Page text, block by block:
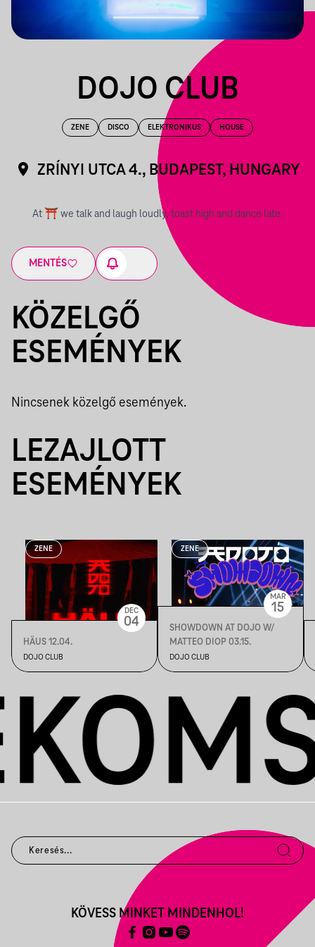
DOJO CLUB
ZENE DISCO ELEKTRONIKUS HOUSE
ZRÍNYI UTCA 4., BUDAPEST, HUNGARY
At ⛩ we talk and laugh loudly, toast high and dance late.
MENTÉS
KÖZELGŐ
ESEMÉNYEK
Nincsenek közelgő események.
LEZAJLOTT
ESEMÉNYEK
ZENE
HÄUS 12.04.
DOJO CLUB
DEC
04
ZENE
SHOWDOWN AT DOJO W/
MATTEO DIOP 03.15.
DOJO CLUB
MAR
15
KÖVESS MINKET MINDENHOL!